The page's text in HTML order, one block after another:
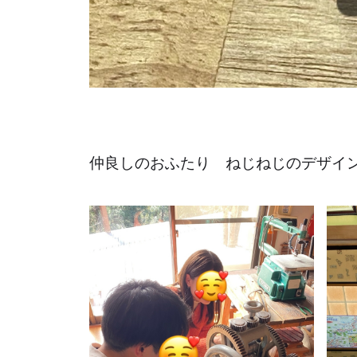
仲良しのおふたり ねじねじのデザイ